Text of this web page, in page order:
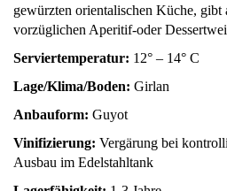
gewürzten orientalischen Küche, gibt
vorzüglichen Aperitif-oder
Serviertemperatur: 12° – 14° C
Lage/Klima/Boden: Girlan
Anbauform: Guyot
Vinifizierung: Vergärung bei
Ausbau im Edelstahltank